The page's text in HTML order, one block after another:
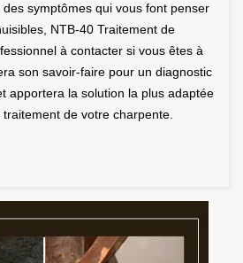
symptômes qui vous font penser
NTB-40 Traitement de
à contacter si vous êtes à
son savoir-faire pour un diagnostic
apportera la solution la plus adaptée
de votre charpente.